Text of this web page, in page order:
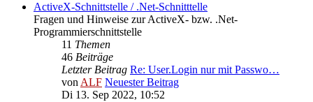
ActiveX-Schnittstelle / .Net-Schnitttelle
Fragen und Hinweise zur ActiveX- bzw. .Net-
Programmierschnittstelle
11 Themen
46 Beiträge
Letzter Beitrag Re: User.Login nur mit Passwo…
vonALF Neuester Beitrag
Di 13. Sep 2022, 10:52